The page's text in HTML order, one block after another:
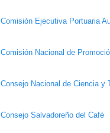
Comisión Ejecutiva Portuaria
Comisión Nacional de
Consejo Nacional de Ciencia y
Consejo Salvadoreño del Café